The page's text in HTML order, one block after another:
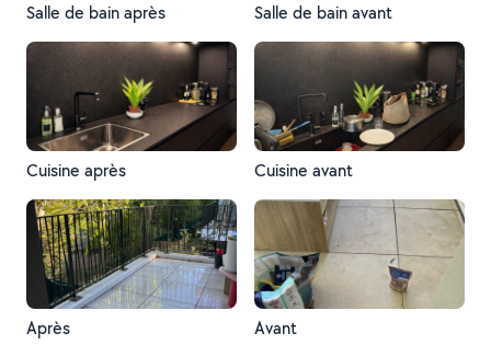
Salle de bain après Salle de bain avant
Cuisine après Cuisine avant
Après Avant